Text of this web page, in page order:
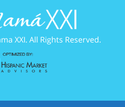
XXI. All Rights Reserved.